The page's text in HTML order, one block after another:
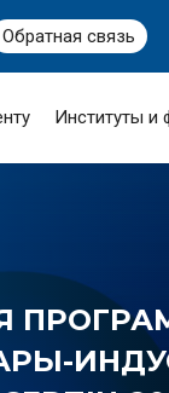
Обратная связь
Институты и